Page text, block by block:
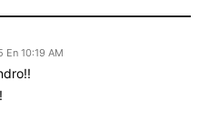
10:19 AM